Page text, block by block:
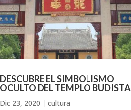
DESCUBRE EL SIMBOLISMO
OCULTO DEL TEMPLO BUDISTA
Dic 23, 2020 | cultura